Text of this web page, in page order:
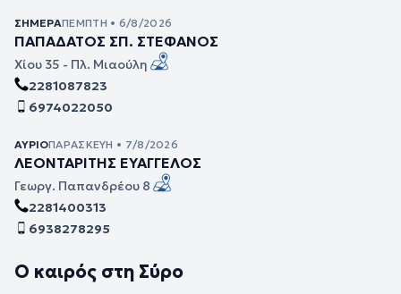
ΣΉΜΕΡΑΠΈΜΠΤΗ • 6/8/2026
ΠΑΠΑΔΑΤΟΣ ΣΠ. ΣΤΕΦΑΝΟΣ
Χίου 35 - Πλ. Μιαούλη
2281087823
6974022050
ΑΎΡΙΟΠΑΡΑΣΚΕΥΉ • 7/8/2026
ΛΕΟΝΤΑΡΙΤΗΣ ΕΥΑΓΓΕΛΟΣ
Γεωργ. Παπανδρέου 8
2281400313
6938278295
Ο καιρός στη Σύρο